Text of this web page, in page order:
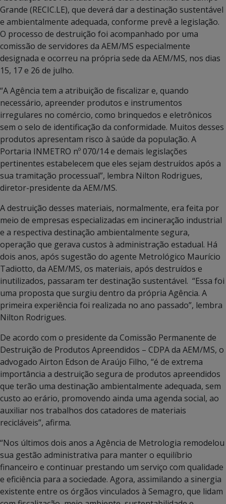
Grande (RECIC.LE), que deverá dar a destinação sustentável
e ambientalmente adequada, conforme prevê a legislação.
O processo de destruição foi acompanhado por uma
comissão de servidores da AEM/MS especialmente
designada e ocorreu na própria sede da AEM/MS, nos dias
15, 17 e 26 de julho.
“A Agência tem a atribuição de fiscalizar e, quando
necessário, apreender produtos e instrumentos
irregulares no comércio, como brinquedos e eletrônicos
sem o selo de identificação da conformidade. Muitos desses
produtos apresentam risco à saúde da população. A
Portaria INMETRO nº 070/14 e demais legislações
pertinentes estabelecem que eles sejam destruídos após a
sua tramitação processual”, lembra Nilton Rodrigues,
diretor-presidente da AEM/MS.
A destruição desses materiais, normalmente, era feita por
meio de empresas especializadas em incineração industrial
e a respectiva destinação ambientalmente segura,
operação que gerava custos à administração estadual. Há
dois anos, após sugestão do agente Metrológico Maurício
Tadiotto, da AEM/MS, os materiais, após destruídos e
inutilizados, passaram ter destinação sustentável. “Essa foi
uma proposta que surgiu dentro da própria Agência. A
primeira experiência foi realizada no ano passado”, lembra
Nilton Rodrigues.
De acordo com o presidente da Comissão Permanente de
Destruição de Produtos Apreendidos – CDPA da AEM/MS, o
advogado Airton Edson de Araújo Filho, “é de extrema
importância a destruição segura de produtos apreendidos
que terão uma destinação ambientalmente adequada, sem
custo ao erário, promovendo ainda uma agenda social, ao
auxiliar nos trabalhos dos catadores de materiais
recicláveis”, afirma.
“Nos últimos dois anos a Agência de Metrologia remodelou
sua gestão administrativa para manter o equilíbrio
financeiro e continuar prestando um serviço com qualidade
e eficiência para a sociedade. Agora, assimilando a sinergia
existente entre os órgãos vinculados à Semagro, que lidam